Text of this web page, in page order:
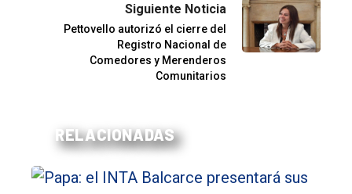
Siguiente Noticia
Pettovello autorizó el cierre del
Registro Nacional de
Comedores y Merenderos
Comunitarios
RELACIONADAS